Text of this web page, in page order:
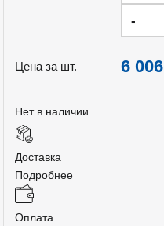
-
Цена за шт. 6 006
Нет в наличии
Доставка
Подробнее
Оплата